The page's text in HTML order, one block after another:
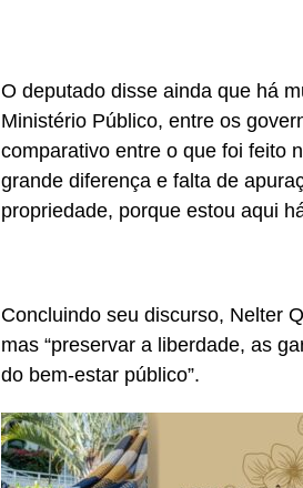
O deputado disse ainda que há
Ministério Público, entre os
comparativo entre o que foi feito
grande diferença e falta de
propriedade, porque estou aqui
Concluindo seu discurso, Nelter
mas “preservar a liberdade, as
do bem-estar público”.